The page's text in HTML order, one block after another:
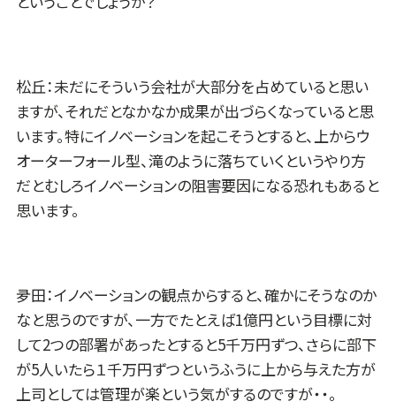
松丘：未だにそういう会社が大部分を占めていると思い
ますが、それだとなかなか成果が出づらくなっていると思
います。特にイノベーションを起こそうとすると、上からウ
オーターフォール型、滝のように落ちていくというやり方
だとむしろイノベーションの阻害要因になる恐れもあると
思います。
夛田：イノベーションの観点からすると、確かにそうなのか
なと思うのですが、一方でたとえば1億円という目標に対
して2つの部署があったとすると5千万円ずつ、さらに部下
が5人いたら１千万円ずつというふうに上から与えた方が
上司としては管理が楽という気がするのですが・・。